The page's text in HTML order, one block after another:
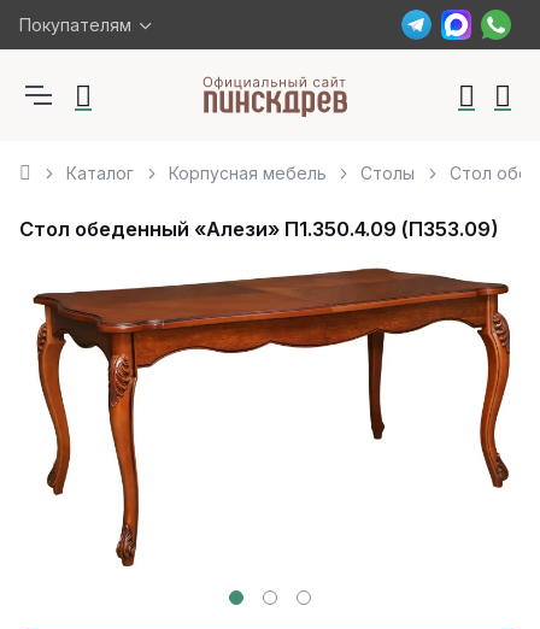
Покупателям
Каталог Корпусная мебель Столы Стол
Стол обеденный «Алези» П1.350.4.09 (П353.09)